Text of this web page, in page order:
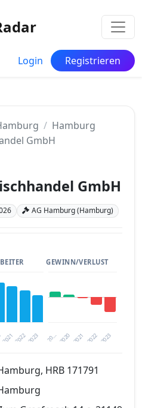
Login Registrieren
Hamburg
GmbH
GmbH
AG Hamburg (Hamburg)
2021 2023
2022
GEWINN/VERLUST
20… 2021 2023
2020 2022
nach kostenloser
verfügbar
HRB 171791